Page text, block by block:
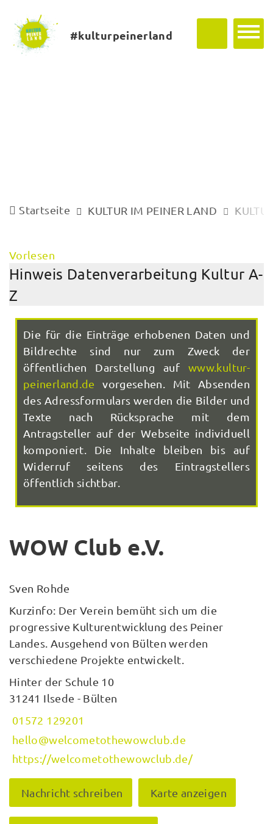
#kulturpeinerland
Startseite KULTUR IM PEINER LAND
Vorlesen
Hinweis Datenverarbeitung Kultur A-
Z
Die für die Einträge erhobenen Daten und
Bildrechte sind nur zum Zweck der
öffentlichen Darstellung aufwww.kultur-
peinerland.de vorgesehen. Mit Absenden
des Adressformulars werden die Bilder und
Texte nach Rücksprache mit dem
Antragsteller auf der Webseite individuell
komponiert. Die Inhalte bleiben bis auf
Widerruf seitens des Eintragstellers
öffentlich sichtbar.
WOW Club e.V.
Sven Rohde
Kurzinfo: Der Verein bemüht sich um die
progressive Kulturentwicklung des Peiner
Landes. Ausgehend von Bülten werden
verschiedene Projekte entwickelt.
Hinter der Schule 10
31241 Ilsede - Bülten
01572 129201
hello@welcometothewowclub.de
https://welcometothewowclub.de/
Nachricht schreiben Karte anzeigen